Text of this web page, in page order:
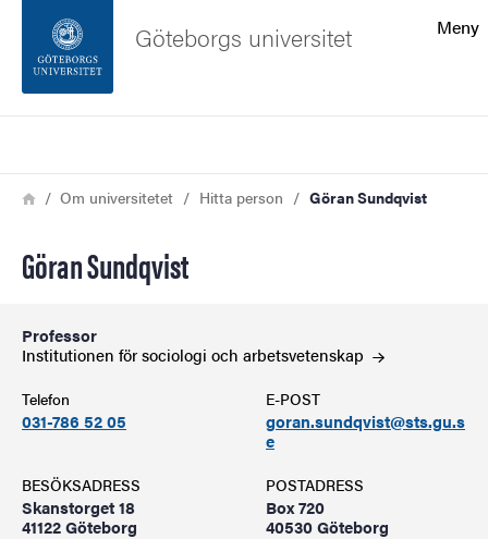
Sidfoten
Meny
Göteborgs universitet
Länkstig
HemOm universitetet Hitta person Göran Sundqvist
Göran Sundqvist
Professor
Institutionen för sociologi och arbetsvetenskap
Telefon
031-786 52 05
E-POST
goran.sundqvist@sts.gu.s
e
BESÖKSADRESS
Skanstorget 18
41122 Göteborg
POSTADRESS
Box 720
40530 Göteborg